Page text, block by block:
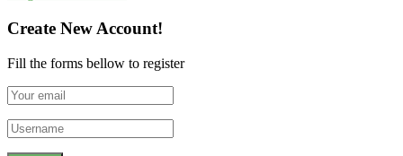
Create New Account!
Fill the forms bellow to register